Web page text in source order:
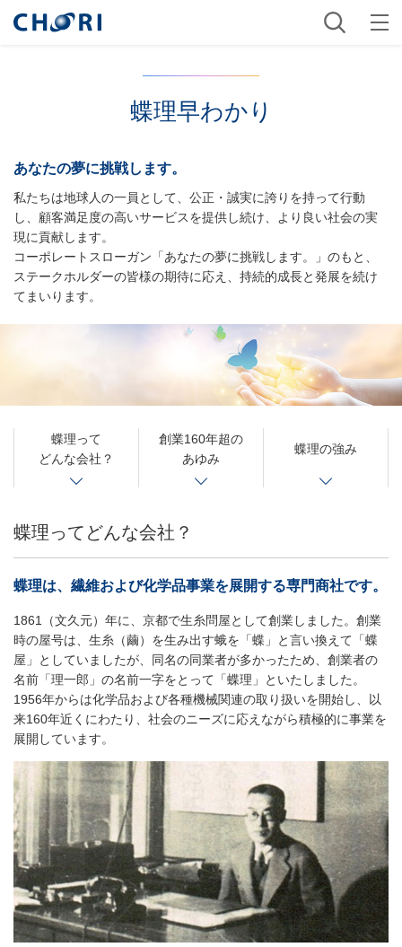
蝶理早わかり
あなたの夢に挑戦します。
私たちは地球人の一員として、公正・誠実に誇りを持って行動
し、顧客満足度の高いサービスを提供し続け、より良い社会の実
現に貢献します。
コーポレートスローガン「あなたの夢に挑戦します。」のもと、
ステークホルダーの皆様の期待に応え、持続的成長と発展を続け
てまいります。
蝶理って
どんな会社？
創業160年超の
あゆみ
蝶理の強み
蝶理ってどんな会社？
蝶理は、繊維および化学品事業を展開する専門商社です。
1861（文久元）年に、京都で生糸問屋として創業しました。創業
時の屋号は、生糸（繭）を生み出す蛾を「蝶」と言い換えて「蝶
屋」としていましたが、同名の同業者が多かったため、創業者の
名前「理一郎」の名前一字をとって「蝶理」といたしました。
1956年からは化学品および各種機械関連の取り扱いを開始し、以
来160年近くにわたり、社会のニーズに応えながら積極的に事業を
展開しています。